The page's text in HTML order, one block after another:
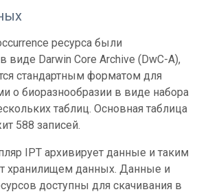
ресурса были
виде Darwin Core Archive (DwC-A),
стандартным форматом для
о биоразнообразии в виде набора
таблиц. Основная таблица
588 записей.
IPT архивирует данные и таким
хранилищем данных. Данные и
доступны для скачивания в